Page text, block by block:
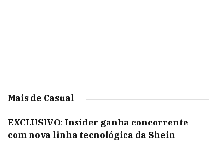
Mais de Casual
EXCLUSIVO: Insider ganha concorrente
com nova linha tecnológica da Shein